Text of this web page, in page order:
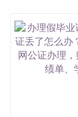
文凭回国
信
外烫金